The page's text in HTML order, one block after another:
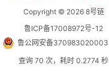
Copyright © 20268号链
鲁ICP备17008972号-12
鲁公网安备
查询 70 次，耗时 0.2774 秒